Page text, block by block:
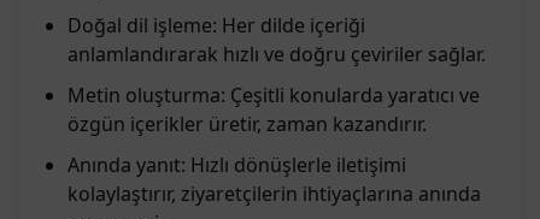
Doğal dil işleme: Her dilde içeriği
anlamlandırarak hızlı ve doğru çeviriler sağlar.
Metin oluşturma: Çeşitli konularda yaratıcı ve
özgün içerikler üretir, zaman kazandırır.
Anında yanıt: Hızlı dönüşlerle iletişimi
kolaylaştırır, ziyaretçilerin ihtiyaçlarına anında